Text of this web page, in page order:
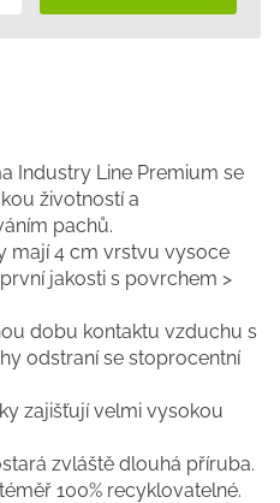
Industry Line Premium se
životností a
pachů.
mají 4 cm vrstvu vysoce
jakosti s povrchem >
dobu kontaktu vzduchu s
odstraní se stoprocentní
zajišťují velmi vysokou
zvláště dlouhá příruba.
100% recyklovatelné.